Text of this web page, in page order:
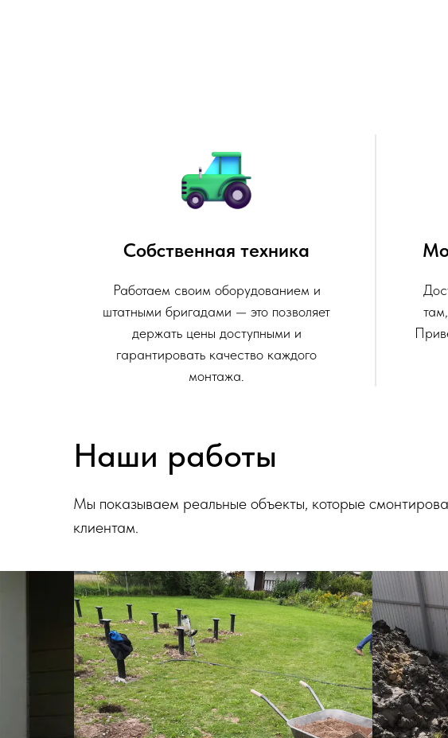
Собственная техника
Работаем своим оборудованием и
штатными бригадами — это позволяет
держать цены доступными и
гарантировать качество каждого
монтажа.
Наши работы
Мы показываем реальные объекты, которые
клиентам.